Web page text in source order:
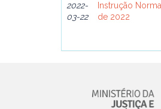
2022-
03-22
Instrução
de 2022